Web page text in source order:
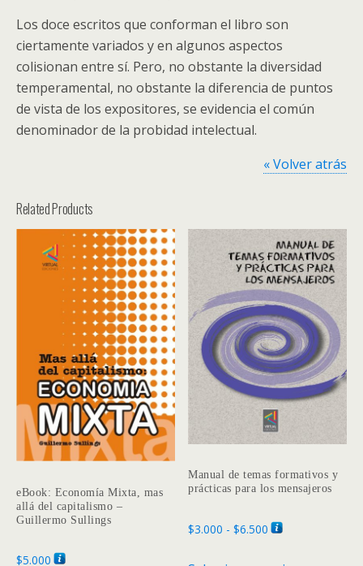
Los doce escritos que conforman el libro son
ciertamente variados y en algunos aspectos
colisionan entre sí. Pero, no obstante la diversidad
temperamental, no obstante la diferencia de puntos
de vista de los expositores, se evidencia el común
denominador de la probidad intelectual.
« Volver atrás
Related Products
eBook: Economía Mixta, mas
allá del capitalismo –
Guillermo Sullings
$5.000
Manual de temas formativos y
prácticas para los mensajeros
$3.000 - $6.500 Rango